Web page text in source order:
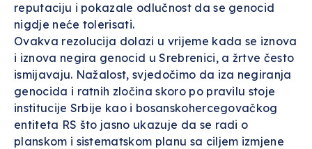
reputaciju i pokazale odlučnost da se genocid
nigdje neće tolerisati.
Ovakva rezolucija dolazi u vrijeme kada se iznova
i iznova negira genocid u Srebrenici, a žrtve često
ismijavaju. Nažalost, svjedočimo da iza negiranja
genocida i ratnih zločina skoro po pravilu stoje
institucije Srbije kao i bosanskohercegovačkog
entiteta RS što jasno ukazuje da se radi o
planskom i sistematskom planu sa ciljem izmjene